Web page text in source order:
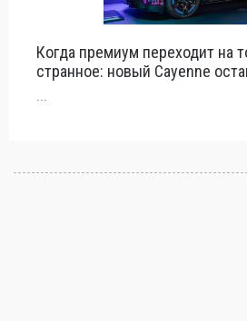
Когда премиум переходит на
странное: новый Cayenne
...